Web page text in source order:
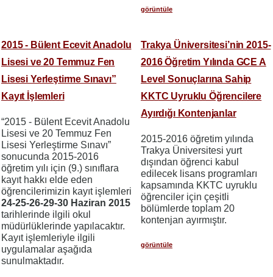
görüntüle
2015 - Bülent Ecevit Anadolu
Lisesi ve 20 Temmuz Fen
Lisesi Yerleştirme Sınavı”
Kayıt İşlemleri
“2015 - Bülent Ecevit Anadolu
Lisesi ve 20 Temmuz Fen
Lisesi Yerleştirme Sınavı”
sonucunda 2015-2016
öğretim yılı için (9.) sınıflara
kayıt hakkı elde eden
öğrencilerimizin kayıt işlemleri
24-25-26-29-30 Haziran 2015
tarihlerinde ilgili okul
müdürlüklerinde yapılacaktır.
Kayıt işlemleriyle ilgili
uygulamalar aşağıda
sunulmaktadır.
Trakya Üniversitesi’nin 2015-
2016 Öğretim Yılında GCE A
Level Sonuçlarına Sahip
KKTC Uyruklu Öğrencilere
Ayırdığı Kontenjanlar
2015-2016 öğretim yılında
Trakya Üniversitesi yurt
dışından öğrenci kabul
edilecek lisans programları
kapsamında KKTC uyruklu
öğrenciler için çeşitli
bölümlerde toplam 20
kontenjan ayırmıştır.
görüntüle